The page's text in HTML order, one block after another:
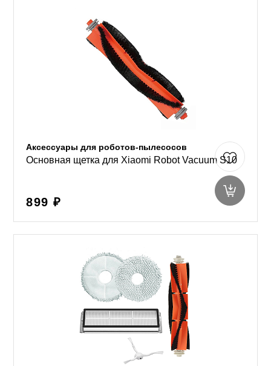
Аксессуары для роботов-пылесосов
Основная щетка для Xiaomi Robot Vacuum S10
899 ₽